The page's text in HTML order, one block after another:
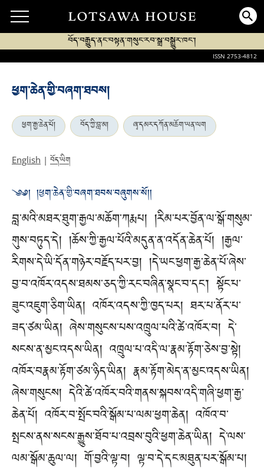
བོད་བརྒྱུད་ནང་བསྟན་གསུང་རབ་སྒྲ་བསྒྱུར་ཁང་།
ISSN 2753-4812
ཕྱག་ཆེན་གྱི་བཞག་ཐབས།
ཕྱག་རྒྱ་ཆེན་པོ། བོད་ཀྱི་བླ་མ། ཞྭ་དམར་དཀོན་མཆོག་ཡན་ལག
English | བོད་ཡིག
༄༅། །ཕྱག་ཆེན་གྱི་བཞག་ཐབས་བཞུགས་སོ།།
བླ་མའི་མཐར་ཐུག་རྒྱལ་མཆོག་ཀརྨཔ། །རིམ་པར་བྱོན་ལ་སྒོ་གསུམ་
གུས་བཏུད་དེ། །ཆོས་ཀྱི་རྒྱལ་པོའི་མདུན་ན་འདོན་ཆེན་པོ། །རྒྱལ་
རིགས་དེ་ཡི་དོན་གཉེར་བརྗོད་པར་བྱ། །དེ་ཡང་ཕྱག་རྒྱ་ཆེན་པོ་ཞེས་
བྱ་བ་འཁོར་འདས་ཐམས་ཅད་ཀྱི་རང་བཞིན་སྣང་བ་དང་། སྟོང་པ་
ཟུང་འཇུག་ཅིག་ཡིན། འཁོར་འདས་ཀྱི་ཁྱད་པར། ཐར་པ་ནོར་པ་
ཟད་ཙམ་ཡིན། ཞེས་གསུངས་པས་འཁྲུལ་པའི་ཚེ་འཁོར་བ། དེ་
སངས་ན་མྱང་འདས་ཡིན། འཁྲུལ་པ་འདི་ལ་རྣམ་རྟོག་ཅེས་བྱ་སྟེ།
འཁོར་བརྣམ་རྟོག་ཙམ་ཉིད་ཡིན། རྣམ་རྟོག་མེད་ན་མྱང་འདས་ཡིན།
ཞེས་གསུངས། དེའི་ཚེ་འཁོར་བའི་གནས་སྐབས་འདི་གཞི་ཕྱག་རྒྱ་
ཆེན་པོ། འཁོར་བ་སྤོང་བའི་སྒོམ་པ་ལམ་ཕྱག་ཆེན། འཁོའ་བ་
སྤངས་ནས་སངས་རྒྱུས་ཐོབ་པ་འབྲས་བུའི་ཕྱག་ཆེན་ཡིན། དེ་ལས་
ལམ་སྒོམ་ཆུལ་ལ། གོ་བྱའི་ལྟ་བ། ལྟ་བ་དེ་དང་མཐུན་པར་སྒོམ་པ།